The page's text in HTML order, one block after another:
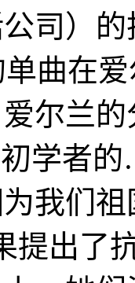
司）
曲在
尔兰
初学者
我们
提出了